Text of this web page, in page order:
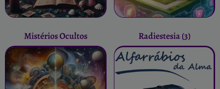
Mistérios Ocultos Radiestesia(3)